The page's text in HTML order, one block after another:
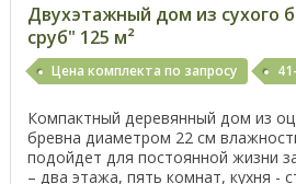
Двухэтажный дом из сухого
сруб" 125 м²
Цена комплекта по запросу
Компактный деревянный дом из
бревна диаметром 22 см
подойдет для постоянной жизни
– два этажа, пять комнат, кухня -